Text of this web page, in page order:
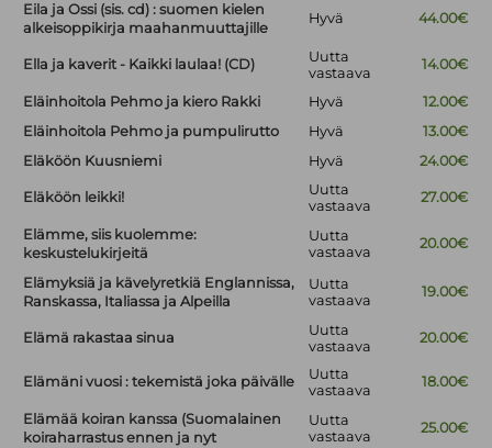
Eila ja Ossi (sis. cd) : suomen kielen
alkeisoppikirja maahanmuuttajille
Hyvä 44.00€
Ella ja kaverit - Kaikki laulaa! (CD)
Uutta
vastaava
14.00€
Eläinhoitola Pehmo ja kiero Rakki Hyvä
12.00€
Eläinhoitola Pehmo ja pumpulirutto
Hyvä
13.00€
Eläköön Kuusniemi
Hyvä 24.00€
Eläköön leikki!
Uutta
vastaava
27.00€
Elämme, siis kuolemme:
keskustelukirjeitä
Uutta
vastaava
20.00€
Elämyksiä ja kävelyretkiä Englannissa,
Ranskassa, Italiassa ja Alpeilla
Uutta
vastaava
19.00€
Elämä rakastaa sinua
Uutta
vastaava
20.00€
Elämäni vuosi : tekemistä joka päivälle
Uutta
vastaava
18.00€
Elämää koiran kanssa (Suomalainen
koiraharrastus ennen ja nyt
Uutta
vastaava
25.00€